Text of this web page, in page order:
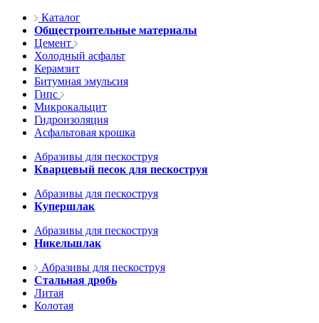
Каталог
Общестроительные материалы
Цемент
Холодный асфальт
Керамзит
Битумная эмульсия
Гипс
Микрокальцит
Гидроизоляция
Асфальтовая крошка
Абразивы для пескоструя
Кварцевый песок для пескоструя
Абразивы для пескоструя
Купершлак
Абразивы для пескоструя
Никельшлак
Абразивы для пескоструя
Стальная дробь
Литая
Колотая